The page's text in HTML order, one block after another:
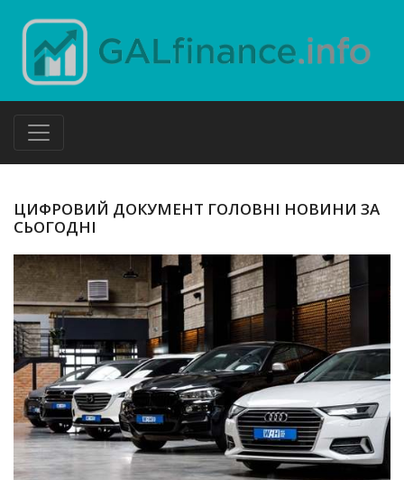
ЦИФРОВИЙ ДОКУМЕНТ ГОЛОВНІ НОВИНИ ЗА
СЬОГОДНІ